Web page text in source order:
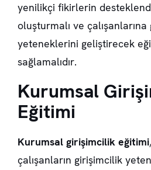
yenilikçi fikirlerin
oluşturmalı ve çalışanlarına
yeteneklerini geliştirecek
sağlamalıdır.
Kurumsal
Eğitimi
Kurumsal girişimcilik eğitimi
çalışanların girişimcilik